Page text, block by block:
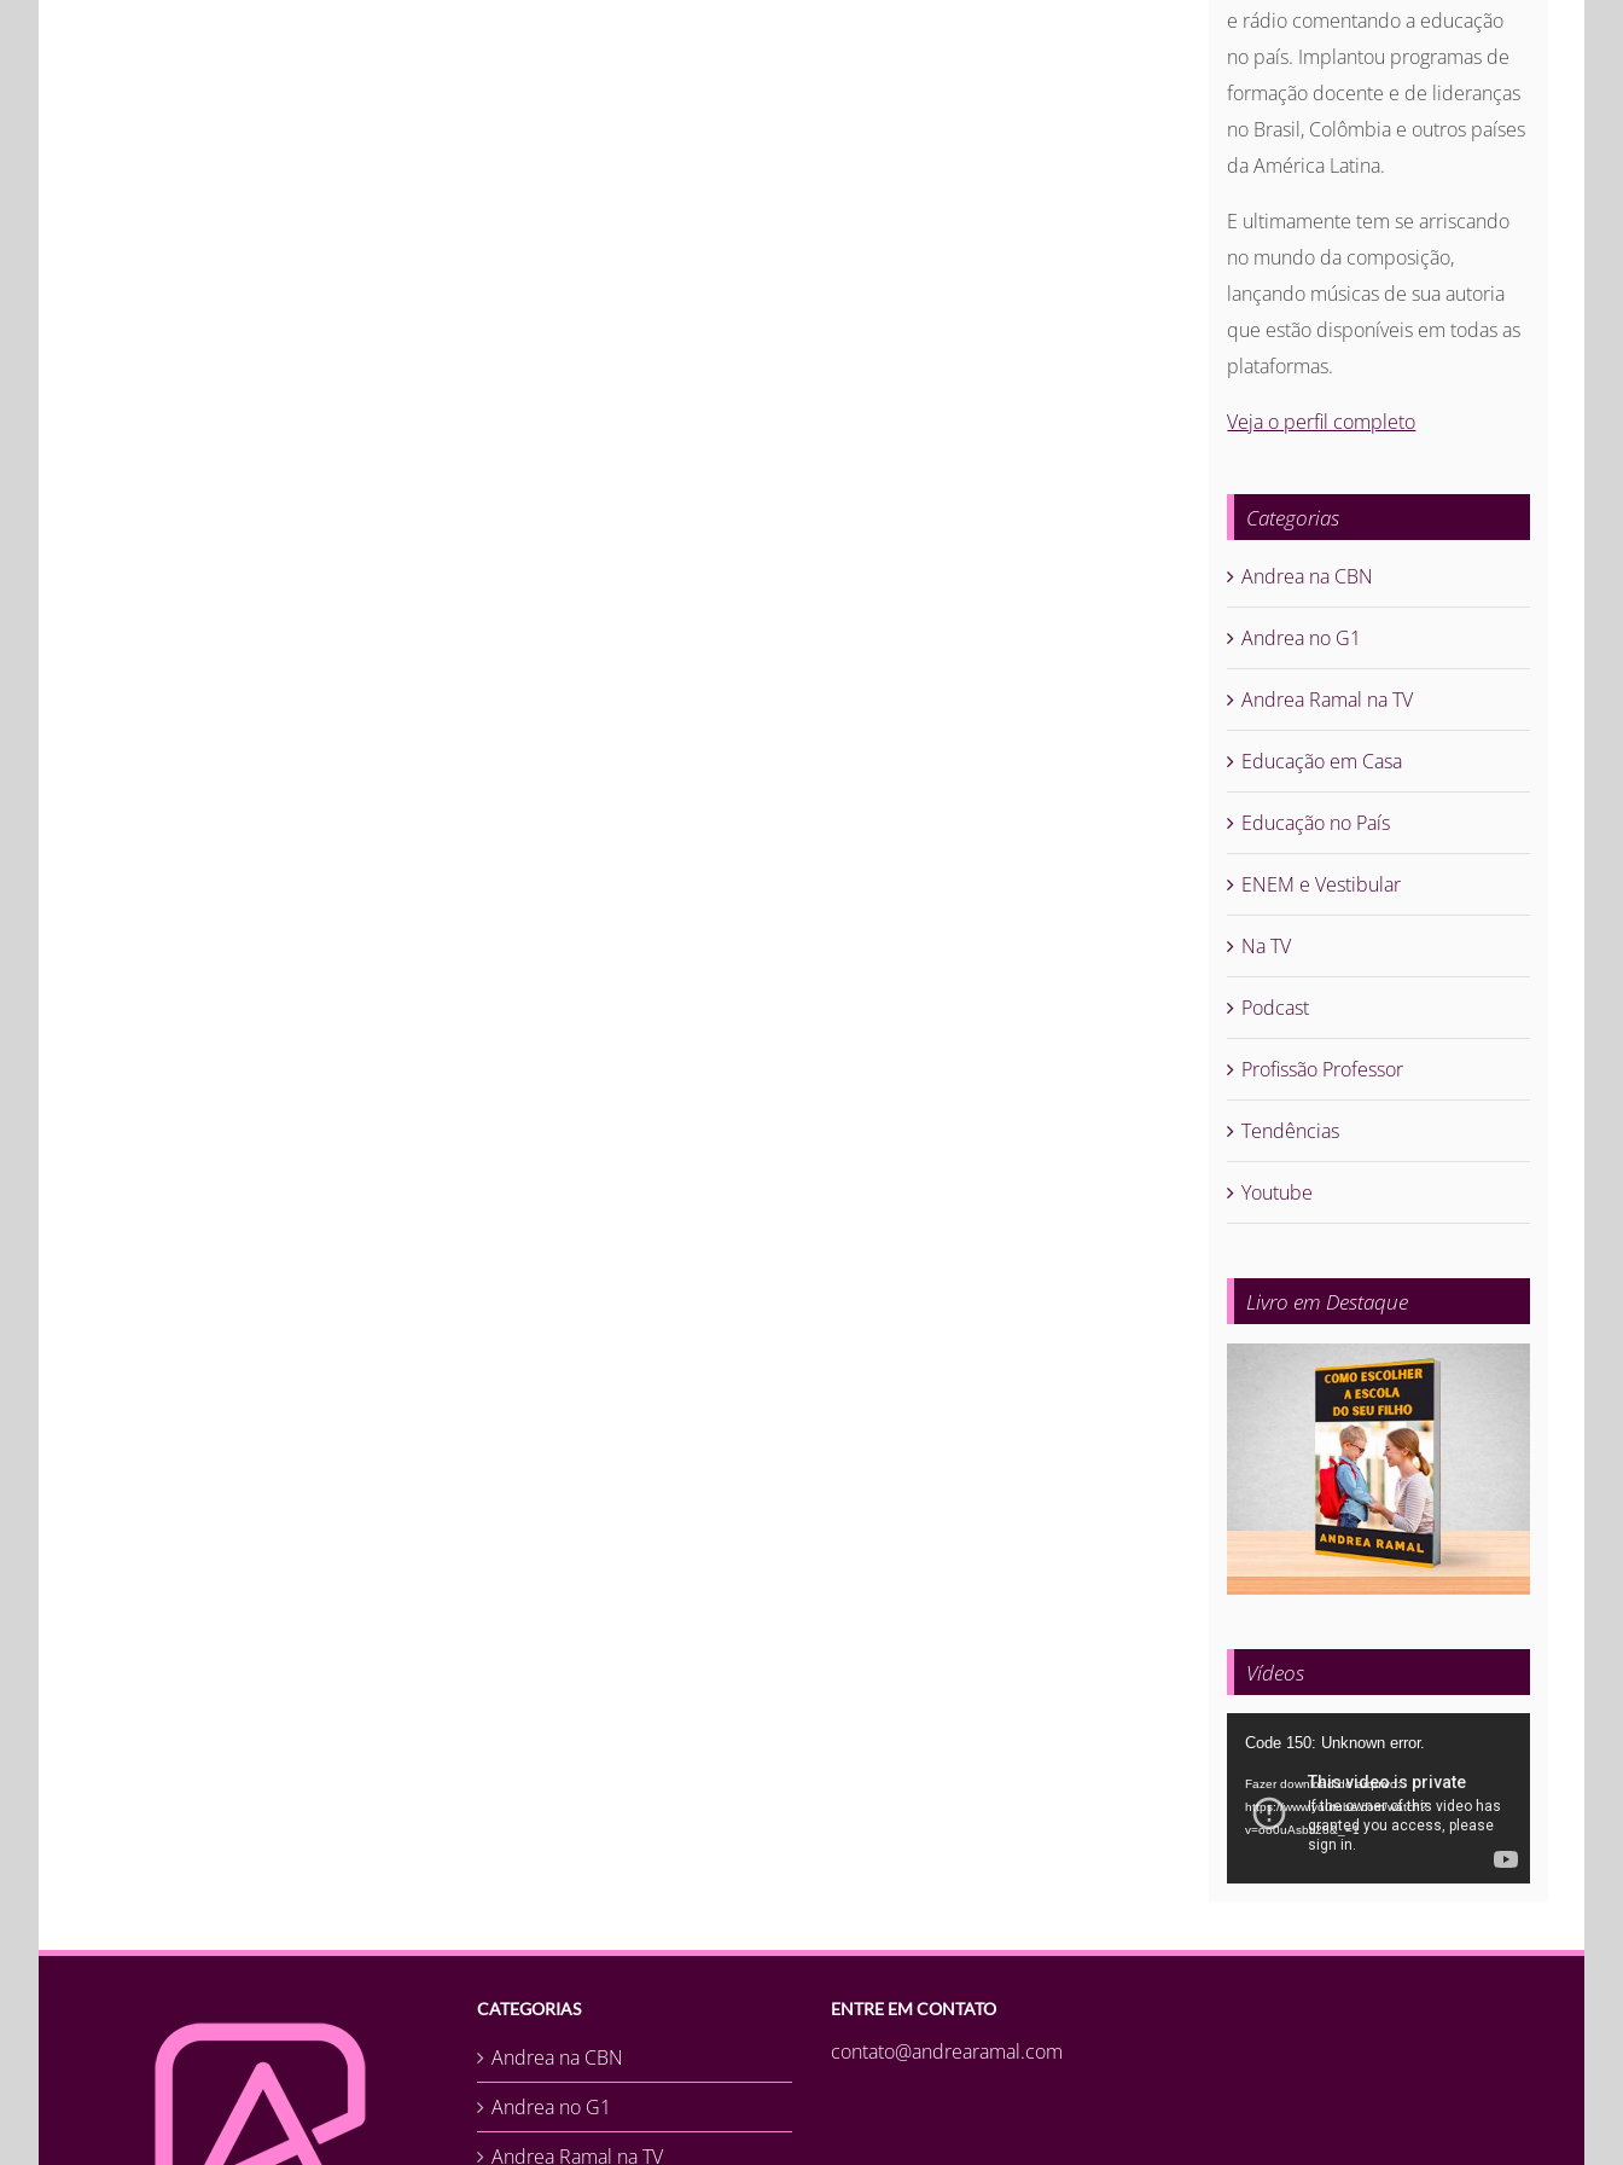
e rádio comentando a educação
no país. Implantou programas de
formação docente e de lideranças
no Brasil, Colômbia e outros países
da América Latina.
E ultimamente tem se arriscando
no mundo da composição,
lançando músicas de sua autoria
que estão disponíveis em todas as
plataformas.
Veja o perfil completo
Categorias
Andrea na CBN
Andrea no G1
Andrea Ramal na TV
Educação em Casa
Educação no País
ENEM e Vestibular
Na TV
Podcast
Profissão Professor
Tendências
Youtube
Livro em Destaque
Vídeos
Tocador
vídeo
Code 150: Unknown error.
Fazer download do arquivo:
https://www.youtube.com/watch?
v=oo0uAsbti28&_=1
CATEGORIAS
Andrea na CBN
Andrea no G1
Andrea Ramal na TV
ENTRE EM CONTATO
contato@andrearamal.com